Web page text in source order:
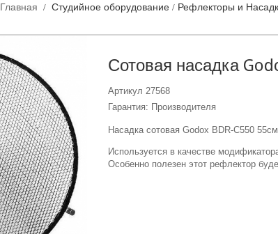
Главная Студийное оборудование Рефлекторы и
Сотовая насадка
Артикул 27568
Гарантия: Производителя
Насадка сотовая Godox BDR-С550 55см.
Используется в качестве
Особенно полезен этот рефлектор